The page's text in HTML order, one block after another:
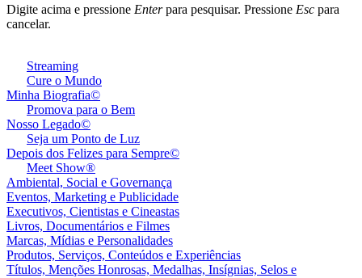
Digite acima e pressione Enterpara pesquisar. Pressione Esc para
cancelar.
Streaming
Cure o Mundo
Minha Biografia©
Promova para o Bem
Nosso Legado©
Seja um Ponto de Luz
Depois dos Felizes para Sempre©️
Meet Show®
Ambiental, Social e Governança
Eventos, Marketing e Publicidade
Executivos, Cientistas e Cineastas
⁠Livros, Documentários e Filmes
Marcas, Mídias e Personalidades
⁠Produtos, Serviços, Conteúdos e Experiências
Títulos, Menções Honrosas, Medalhas, Insígnias, Selos e